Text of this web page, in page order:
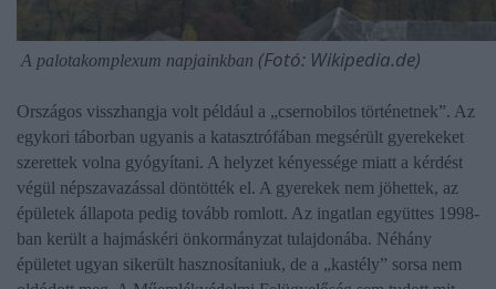
A palotakomplexum napjainkban (Fotó: Wikipedia.de)
Országos visszhangja volt például a „csernobilos történetnek”. Az
egykori táborban ugyanis a katasztrófában megsérült gyerekeket
szerettek volna gyógyítani. A helyzet kényessége miatt a kérdést
végül népszavazással döntötték el. A gyerekek nem jöhettek, az
épületek állapota pedig tovább romlott. Az ingatlan együttes 1998-
ban került a hajmáskéri önkormányzat tulajdonába. Néhány
épületet ugyan sikerült hasznosítaniuk, de a „kastély” sorsa nem